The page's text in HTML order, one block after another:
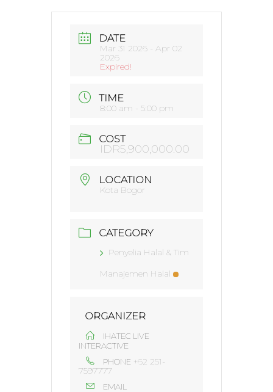
DATE
Mar 31 2026 - Apr 02
2026
Expired!
TIME
8:00 am - 5:00 pm
COST
IDR5,900,000.00
LOCATION
Kota Bogor
CATEGORY
Penyelia Halal & Tim
Manajemen Halal
ORGANIZER
IHATEC LIVE
INTERACTIVE
PHONE +62 251-
7597777
EMAIL